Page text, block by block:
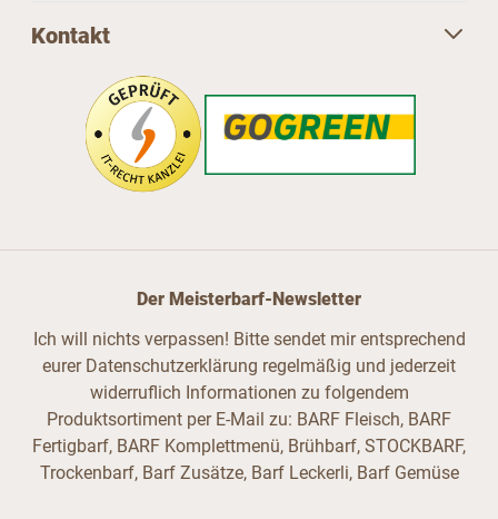
Kontakt
Der Meisterbarf-Newsletter
Ich will nichts verpassen! Bitte sendet mir entsprechend
eurer Datenschutzerklärung regelmäßig und jederzeit
widerruflich Informationen zu folgendem
Produktsortiment per E-Mail zu: BARF Fleisch, BARF
Fertigbarf, BARF Komplettmenü, Brühbarf, STOCKBARF,
Trockenbarf, Barf Zusätze, Barf Leckerli, Barf Gemüse